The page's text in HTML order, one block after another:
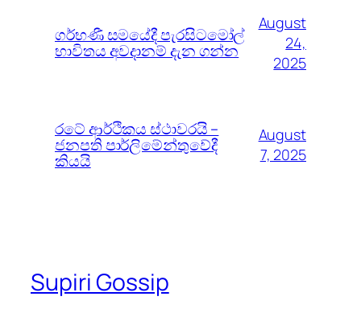
ගර්භණී සමයේදී පැරසිටමෝල්
භාවිතය අවදානම් දැන ගන්න
August
24,
2025
රටේ ආර්ථිකය ස්ථාවරයි –
ජනපති පාර්ලිමේන්තුවේදී
කියයි
August
7, 2025
Supiri Gossip